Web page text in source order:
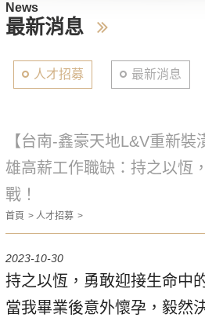
News
最新消息
人才招募 最新消息
【台南-鑫豪天地L&V重新
雄高薪工作職缺：持之以恆
戰！
首頁 人才招募
2023-10-30
持之以恆，勇敢迎接生命中
當我畢業後意外懷孕，毅然